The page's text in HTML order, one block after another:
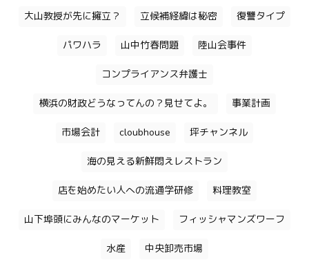
大山教授が先に擁立？ 立候補経緯は秘密 復讐タイプ
パワハラ 山中竹春問題 陸山会事件
コンプライアンス弁護士
横浜の財政どうなってんの？見せてよ。 事業計画
市場会計 cloubhouse 坪チャンネル
海の見える新鮮悶えレストラン
店を始めたい人への流通学研修 料理教室
山下埠頭にみんなのマーケット フィッシャマンズワーフ
水産 中央卸売市場